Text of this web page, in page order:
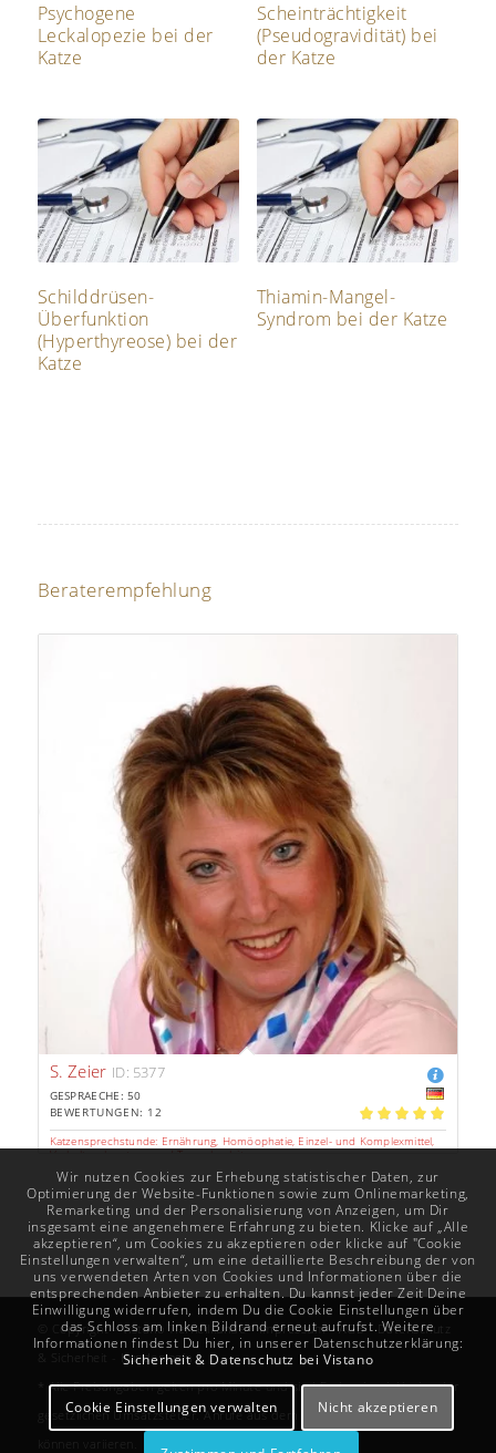
Psychogene
Leckalopezie bei der
Katze
Scheinträchtigkeit
(Pseudogravidität) bei
der Katze
Schilddrüsen-
Überfunktion
(Hyperthyreose) bei der
Katze
Thiamin-Mangel-
Syndrom bei der Katze
Beraterempfehlung
S. Zeier ID: 5377
GESPRAECHE: 50
5.00
BEWERTUNGEN: 12
Katzensprechstunde: Ernährung, Homöophatie, Einzel- und Komplexmittel,
Verhaltensberatung und Trauerbegleitung.
Nach meinem Fernstudium befasste ich mich umfassend über
das Thema Katzen und ...
Tel: 1.78€/Min.
Aus d. Festnetz *
Chat: 1.72€/Min.
persönliche Beratung
© Copyright -Vistano Tierheilkunde -Impressum-AGB- Datenschutz
& Sicherheit
Kundenlogin
* Alle Preisangaben gelten pro Minute und sind Endpreise, inklusive der
gesetzlichen Umsatzsteuer. Anrufe aus dem Mobilfunk oder Ausland
können variieren.
Wir nutzen Cookies zur Erhebung statistischer Daten, zur
Optimierung der Website-Funktionen sowie zum Onlinemarketing,
Remarketing und der Personalisierung von Anzeigen, um Dir
insgesamt eine angenehmere Erfahrung zu bieten. Klicke auf „Alle
akzeptieren“, um Cookies zu akzeptieren oder klicke auf "Cookie
Einstellungen verwalten“, um eine detaillierte Beschreibung der von
uns verwendeten Arten von Cookies und Informationen über die
entsprechenden Anbieter zu erhalten. Du kannst jeder Zeit Deine
Einwilligung widerrufen, indem Du die Cookie Einstellungen über
das Schloss am linken Bildrand erneut aufrufst. Weitere
Informationen findest Du hier, in unserer Datenschutzerklärung:
Sicherheit & Datenschutz bei Vistano
Cookie Einstellungen verwalten Nicht akzeptieren